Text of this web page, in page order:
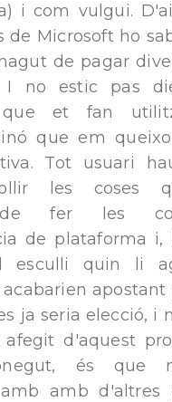
i com vulgui.
de Microsoft ho
de pagar
I no estic pas
que et fan
que em
Tot usuari
les coses
de fer les
de plataforma i,
esculli quin li
apostant
ja seria elecció, i
d'aquest
és que
amb d'altres